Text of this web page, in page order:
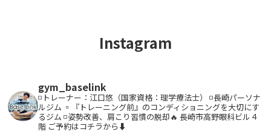
Instagram
gym_baselink
◽️トレーナー：江口悠（国家資格：理学療法士）
◽️長崎パーソナ
ルジム ▫️『トレーニング前』のコンディショニングを大切にす
るジム ◽️姿勢改善、肩こり習慣の脱却🔥 長崎市高野眼科ビル４
階 ご予約はコチラから⬇️